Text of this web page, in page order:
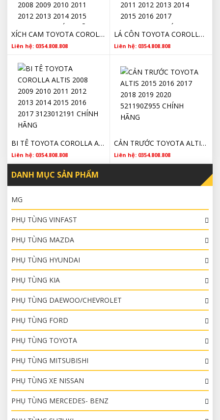
XÍCH CAM TOYOTA COROLLA ALTIS 1350621030 2002 2003 2004 2005 2006 2007 2008 2009 2010 2011 2012 2013 2014 2015 2016 2017 CHÍNH HÃNG
Liên hệ: 0354.808.808
LÁ CÔN TOYOTA COROLLA ALTIS 2002 2003 2004 2005 2006 2007 2008 2009 2010 2011 2012 2013 2014 2015 2016 2017 3123012191 CHÍNH HÃNG
Liên hệ: 0354.808.808
BI TÊ TOYOTA COROLLA ALTIS 2008 2009 2010 2011 2012 2013 2014 2015 2016 2017 3123012191 CHÍNH HÃNG
Liên hệ: 0354.808.808
CẢN TRƯỚC TOYOTA ALTIS 2015 2016 2017 2018 2019 2020 521190Z955 CHÍNH HÃNG
Liên hệ: 0354.808.808
DANH MỤC SẢN PHẨM
MG
PHỤ TÙNG VINFAST
PHỤ TÙNG MAZDA
PHỤ TÙNG HYUNDAI
PHỤ TÙNG KIA
PHỤ TÙNG DAEWOO/CHEVROLET
PHỤ TÙNG FORD
PHỤ TÙNG TOYOTA
PHỤ TÙNG MITSUBISHI
PHỤ TÙNG XE NISSAN
PHỤ TÙNG MERCEDES- BENZ